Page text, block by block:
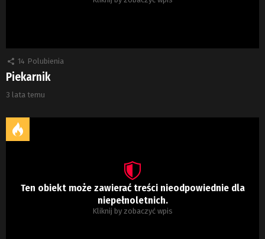
14 Polubienia
Piekarnik
3 lata temu
Ten obiekt może zawierać treści nieodpowiednie dla
niepełnoletnich.
Kliknij by zobaczyć wpis